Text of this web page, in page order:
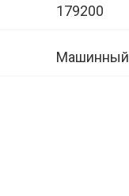
179200
Машинный